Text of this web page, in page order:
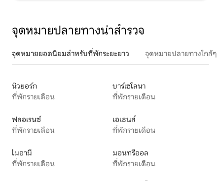
จุดหมายปลายทางน่าสำรวจ
จุดหมายยอดนิยมสำหรับที่พักระยะยาว จุดหมายปลายทางใกล้ๆ
นิวยอร์ก
ที่พักรายเดือน
บาร์เซโลนา
ที่พักรายเดือน
ฟลอเรนซ์
ที่พักรายเดือน
เอเธนส์
ที่พักรายเดือน
ไมอามี
ที่พักรายเดือน
มอนทรีออล
ที่พักรายเดือน